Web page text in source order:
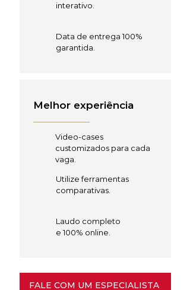
interativo.
Data de entrega 100%
garantida.
Melhor experiência
Video-cases
customizados para cada
vaga.
Utilize ferramentas
comparativas.
Laudo completo
e 100% online.
FALE COM UM ESPECIALISTA